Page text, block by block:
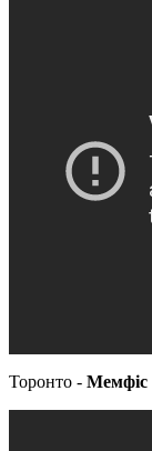
Торонто - Мемфіс